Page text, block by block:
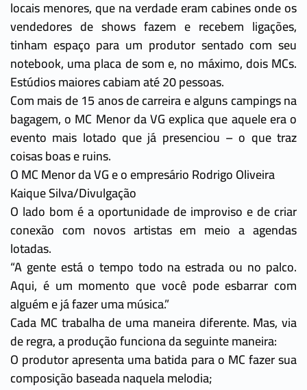
locais menores, que na verdade eram cabines onde os
vendedores de shows fazem e recebem ligações,
tinham espaço para um produtor sentado com seu
notebook, uma placa de som e, no máximo, dois MCs.
Estúdios maiores cabiam até 20 pessoas.
Com mais de 15 anos de carreira e alguns campings na
bagagem, o MC Menor da VG explica que aquele era o
evento mais lotado que já presenciou – o que traz
coisas boas e ruins.
O MC Menor da VG e o empresário Rodrigo Oliveira
Kaique Silva/Divulgação
O lado bom é a oportunidade de improviso e de criar
conexão com novos artistas em meio a agendas
lotadas.
“A gente está o tempo todo na estrada ou no palco.
Aqui, é um momento que você pode esbarrar com
alguém e já fazer uma música.”
Cada MC trabalha de uma maneira diferente. Mas, via
de regra, a produção funciona da seguinte maneira:
O produtor apresenta uma batida para o MC fazer sua
composição baseada naquela melodia;